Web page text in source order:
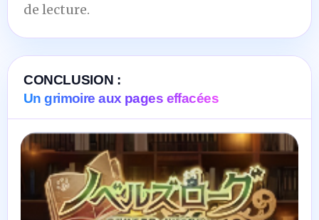
de lecture.
CONCLUSION :
Un grimoire aux pages effacées